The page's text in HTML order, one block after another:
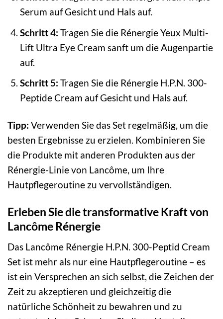
Serum auf Gesicht und Hals auf.
Schritt 4: Tragen Sie die Rénergie Yeux Multi-
Lift Ultra Eye Cream sanft um die Augenpartie
auf.
Schritt 5: Tragen Sie die Rénergie H.P.N. 300-
Peptide Cream auf Gesicht und Hals auf.
Tipp: Verwenden Sie das Set regelmäßig, um die
besten Ergebnisse zu erzielen. Kombinieren Sie
die Produkte mit anderen Produkten aus der
Rénergie-Linie von Lancôme, um Ihre
Hautpflegeroutine zu vervollständigen.
Erleben Sie die transformative Kraft von
Lancôme Rénergie
Das Lancôme Rénergie H.P.N. 300-Peptid Cream
Set ist mehr als nur eine Hautpflegeroutine – es
ist ein Versprechen an sich selbst, die Zeichen der
Zeit zu akzeptieren und gleichzeitig die
natürliche Schönheit zu bewahren und zu